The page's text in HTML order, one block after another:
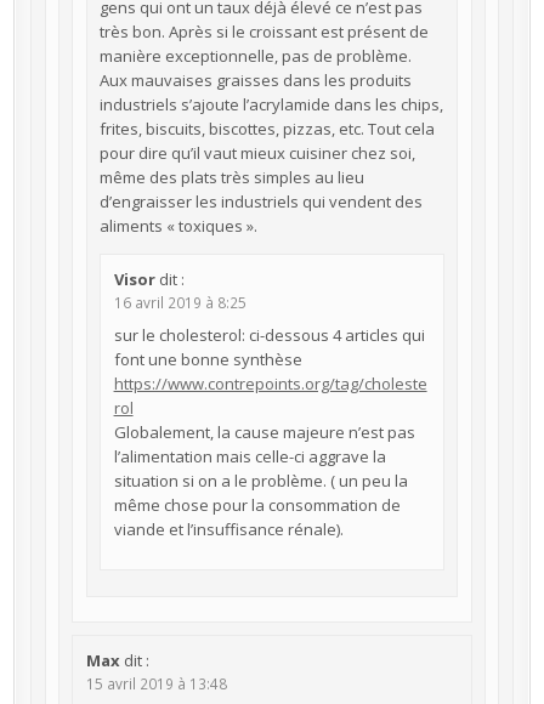
gens qui ont un taux déjà élevé ce n’est pas
très bon. Après si le croissant est présent de
manière exceptionnelle, pas de problème.
Aux mauvaises graisses dans les produits
industriels s’ajoute l’acrylamide dans les chips,
frites, biscuits, biscottes, pizzas, etc. Tout cela
pour dire qu’il vaut mieux cuisiner chez soi,
même des plats très simples au lieu
d’engraisser les industriels qui vendent des
aliments « toxiques ».
Visor dit :
16 avril 2019 à 8:25
sur le cholesterol: ci-dessous 4 articles qui
font une bonne synthèse
https://www.contrepoints.org/tag/choleste
rol
Globalement, la cause majeure n’est pas
l’alimentation mais celle-ci aggrave la
situation si on a le problème. ( un peu la
même chose pour la consommation de
viande et l’insuffisance rénale).
Max dit :
15 avril 2019 à 13:48